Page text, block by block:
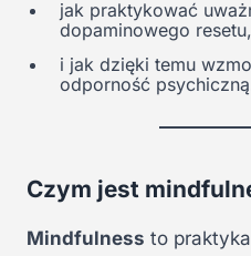
jak praktykować
dopaminowego resetu,
i jak dzięki temu
odporność
Czym jest
Mindfulness to